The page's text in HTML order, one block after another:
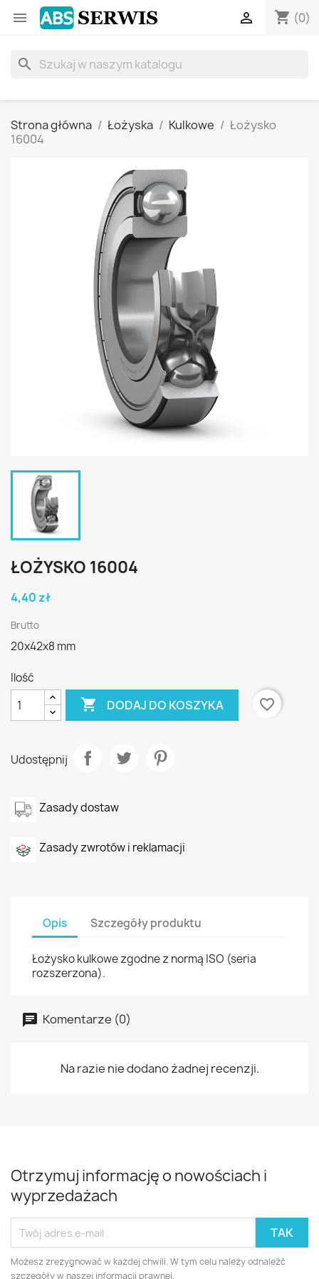
 shopping_cart (0)

search
Strona główna Łożyska Kulkowe
Łożysko
16004
ŁOŻYSKO 16004
4,40 zł
Brutto
20x42x8 mm
Ilość
 DODAJ DO KOSZYKA favorite_border
Udostępnij
Zasady dostaw
Zasady zwrotów i reklamacji
Opis Szczegóły produktu
Łożysko kulkowe zgodne z normą ISO (seria
rozszerzona).
Komentarze (0)
Na razie nie dodano żadnej recenzji.
Otrzymuj informację o nowościach i
wyprzedażach
Możesz zrezygnować w każdej chwili. W tym celu należy odnaleźć
szczegóły w naszej informacji prawnej.